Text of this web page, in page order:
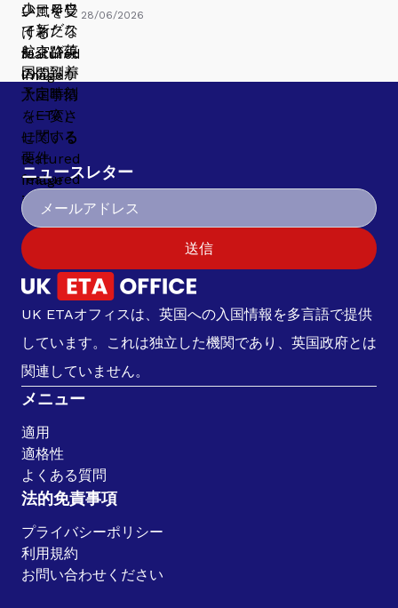
28/06/2026
ニュースレター
送信
UK ETAオフィスは、英国への入国情報を多言語で提供
しています。これは独立した機関であり、英国政府とは
関連していません。
メニュー
適用
適格性
よくある質問
法的免責事項
プライバシーポリシー
利用規約
お問い合わせください